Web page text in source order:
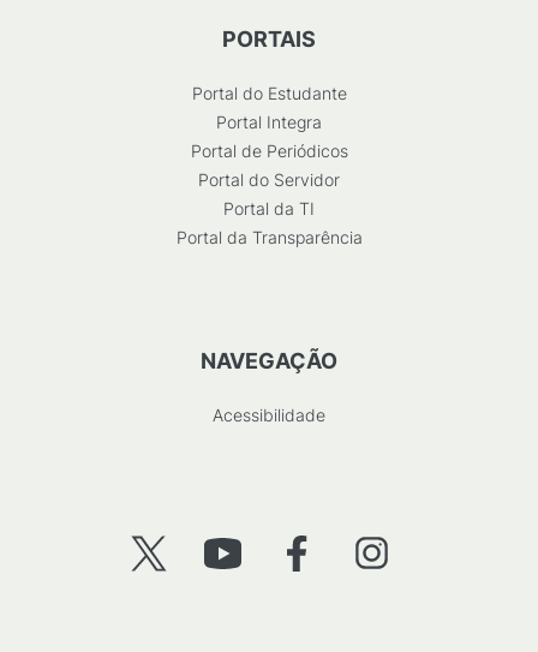
PORTAIS
Portal do Estudante
Portal Integra
Portal de Periódicos
Portal do Servidor
Portal da TI
Portal da Transparência
NAVEGAÇÃO
Acessibilidade